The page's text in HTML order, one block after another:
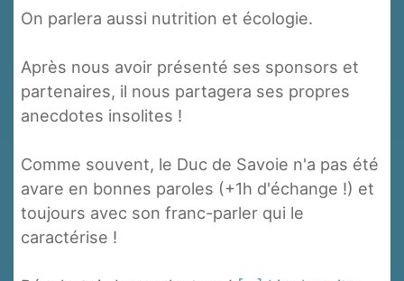
On parlera aussi nutrition et écologie.
Après nous avoir présenté ses sponsors et
partenaires, il nous partagera ses propres
anecdotes insolites !
Comme souvent, le Duc de Savoie n'a pas été
avare en bonnes paroles (+1h d'échange !) et
toujours avec son franc-parler qui le
caractérise !